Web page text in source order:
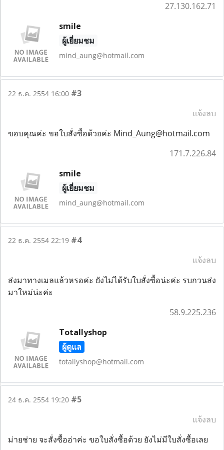
27.130.162.71
smile
ผู้เยี่ยมชม
mind_aung@hotmail.com
22 ธ.ค. 2554 16:00 #3
แจ้งลบ
ขอบคุณค่ะ ขอใบสั่งซื้อด้วยค่ะ Mind_Aung@hotmail.com
171.7.226.84
smile
ผู้เยี่ยมชม
mind_aung@hotmail.com
22 ธ.ค. 2554 22:19 #4
แจ้งลบ
ส่งมาทางเมลแล้วหรอค่ะ ยังไม่ได้รับใบสั่งซื้อน่ะค่ะ รบกวนส่ง
มาใหม่น่ะค่ะ
58.9.225.236
Totallyshop
ผู้ดูแล
totallyshop@hotmail.com
24 ธ.ค. 2554 19:20 #5
แจ้งลบ
ม่ายช่าย จะสั่งซื้ออ่าค่ะ ขอใบสั่งซื้อด้วย ยังไม่มีใบสั่งซื้อเลย